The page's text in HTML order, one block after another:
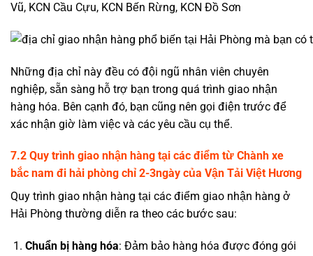
Vũ, KCN Cầu Cựu, KCN Bến Rừng, KCN Đồ Sơn
Những địa chỉ này đều có đội ngũ nhân viên chuyên
nghiệp, sẵn sàng hỗ trợ bạn trong quá trình giao nhận
hàng hóa. Bên cạnh đó, bạn cũng nên gọi điện trước để
xác nhận giờ làm việc và các yêu cầu cụ thể.
7.2 Quy trình giao nhận hàng tại các điểm từ Chành xe
bắc nam đi hải phòng chỉ 2-3ngày của Vận Tải Việt Hương
Quy trình giao nhận hàng tại các điểm giao nhận hàng ở
Hải Phòng thường diễn ra theo các bước sau:
Chuẩn bị hàng hóa: Đảm bảo hàng hóa được đóng gói